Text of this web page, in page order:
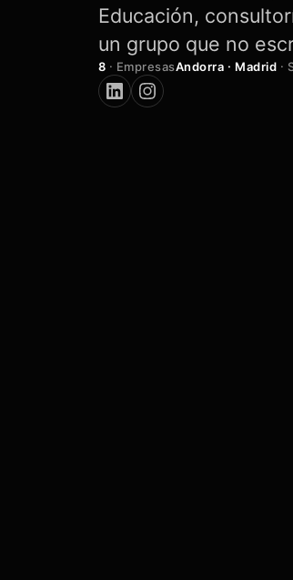
Educación,
un grupo que no
8 · EmpresasAndorra · Madrid ·